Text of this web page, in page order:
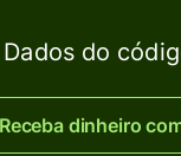
Dados do
Receba dinheiro